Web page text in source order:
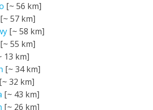
[~ 56 km]
[~ 57 km]
[~ 58 km]
[~ 55 km]
13 km]
[~ 34 km]
[~ 32 km]
[~ 43 km]
[~ 26 km]